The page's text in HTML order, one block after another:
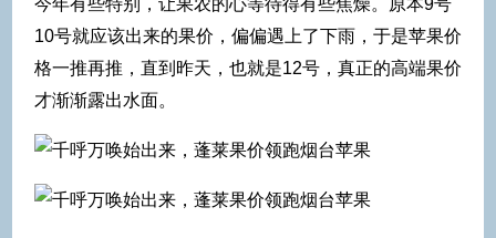
10号就应该出来的果价，偏偏遇上了下雨，于是苹果价
格一推再推，直到昨天，也就是12号，真正的高端果价
才渐渐露出水面。